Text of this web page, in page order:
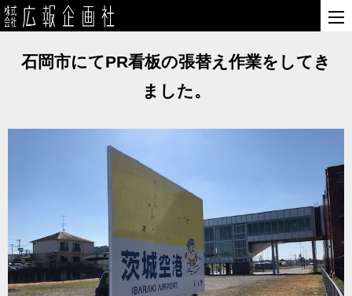
石岡市にてPR看板の張替え作業をしてき
ました。